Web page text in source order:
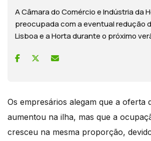
A Câmara do Comércio e Indústria da
preocupada com a eventual redução
Lisboa e a Horta durante o próximo
Os empresários alegam que a oferta
aumentou na ilha, mas que a
cresceu na mesma proporção,